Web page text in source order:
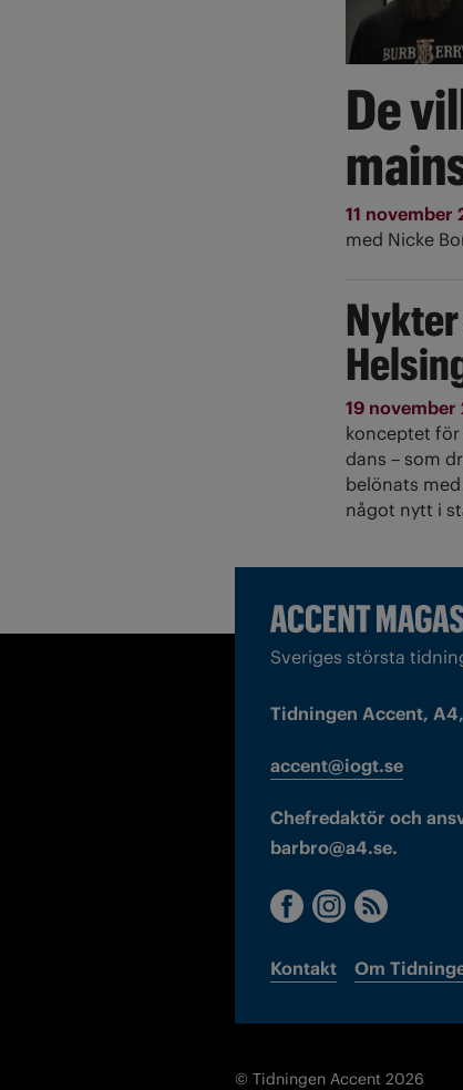
De
11 november
med Nicke
19 november
konceptet för
dans – som
belönats
något nytt i
Sveriges största
Tidningen Accent,
accent@iogt.se
Chefredaktör och
barbro@a4.se.
Kontakt Om
© Tidningen Accent 2026